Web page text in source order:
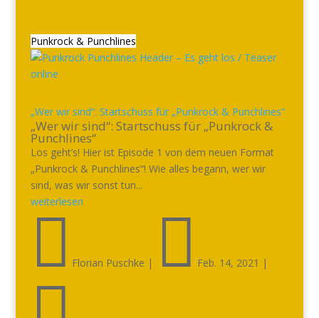
Punkrock & Punchlines
„Wer wir sind“: Startschuss für „Punkrock & Punchlines“
„Wer wir sind“: Startschuss für „Punkrock &
Punchlines“
Los geht’s! Hier ist Episode 1 von dem neuen Format
„Punkrock & Punchlines“! Wie alles begann, wer wir
sind, was wir sonst tun...
weiterlesen
 Florian Puschke |  Feb. 14, 2021 |